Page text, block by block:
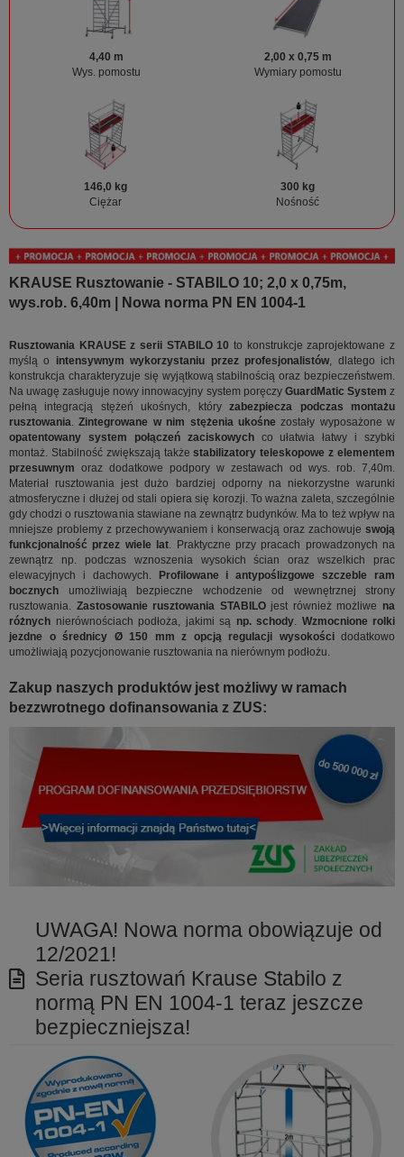
4,40 m
Wys. pomostu
2,00 x 0,75 m
Wymiary pomostu
146,0 kg
Ciężar
300 kg
Nośność
KRAUSE Rusztowanie - STABILO 10; 2,0 x 0,75m,
wys.rob. 6,40m | Nowa norma PN EN 1004-1
Rusztowania KRAUSE z serii STABILO 10 to konstrukcje zaprojektowane z
myślą o intensywnym wykorzystaniu przez profesjonalistów, dlatego ich
konstrukcja charakteryzuje się wyjątkową stabilnością oraz bezpieczeństwem.
Na uwagę zasługuje nowy innowacyjny system poręczy GuardMatic System z
pełną integracją stężeń ukośnych, któryzabezpiecza podczas montażu
rusztowania.Zintegrowane w nim stężenia ukośne zostały wyposażone w
opatentowany system połączeń zaciskowychco ułatwia łatwy i szybki
montaż. Stabilność zwiększają takżestabilizatory teleskopowe z elementem
przesuwnym oraz dodatkowe podpory w zestawach od wys. rob. 7,40m.
Materiał rusztowania jest dużo bardziej odporny na niekorzystne warunki
atmosferyczne i dłużej od stali opiera się korozji. To ważna zaleta, szczególnie
gdy chodzi o rusztowania stawiane na zewnątrz budynków. Ma to też wpływ na
mniejsze problemy z przechowywaniem i konserwacją oraz zachowuje swoją
funkcjonalność przez wiele lat. Praktyczne przy pracach prowadzonych na
zewnątrz np. podczas wznoszenia wysokich ścian oraz wszelkich prac
elewacyjnych i dachowych.
Profilowane i antypoślizgowe szczeble ram
bocznych umożliwiają bezpieczne wchodzenie od wewnętrznej strony
rusztowania. Zastosowanie rusztowania STABILOjest również możliwe na
różnych nierównościach podłoża, jakimi są np. schody. Wzmocnione rolki
jezdne o średnicy Ø 150 mm z opcją regulacji wysokościdodatkowo
umożliwiają pozycjonowanie rusztowania na nierównym podłożu.
Zakup naszych produktów jest możliwy w ramach
bezzwrotnego dofinansowania z ZUS:
UWAGA! Nowa norma obowiązuje od
12/2021!
Seria rusztowań Krause Stabilo z
normą PN EN 1004-1 teraz jeszcze
bezpieczniejsza!